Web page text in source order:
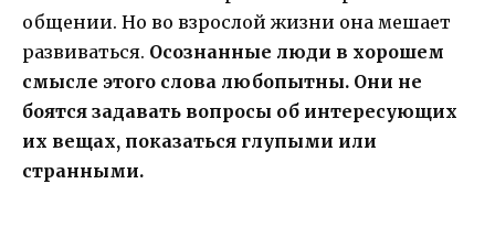
общении. Но во взрослой жизни она мешает
развиваться. Осознанные люди в хорошем
смысле этого слова любопытны. Они не
боятся задавать вопросы об интересующих
их вещах, показаться глупыми или
странными.